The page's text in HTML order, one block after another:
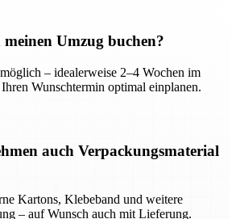
Umzug buchen?
– idealerweise 2–4 Wochen im
Wunschtermin optimal einplanen.
auch Verpackungsmaterial
Kartons, Klebeband und weitere
– auf Wunsch auch mit Lieferung.